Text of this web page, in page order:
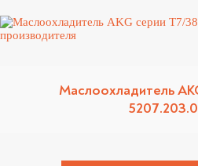
Маслоохладитель